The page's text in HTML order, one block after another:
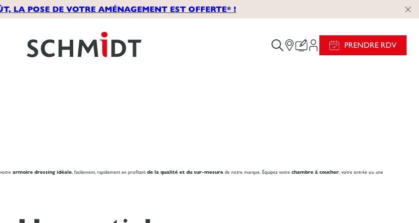
LA POSE DE VOTRE AMÉNAGEMENT EST OFFERTE* !
PRENDRE RDV
votre armoire dressing idéale , facilement, rapidement en profitant de la qualité et du sur-mesure de notre marque. Équipez votre chambre à coucher , votre entrée ou une